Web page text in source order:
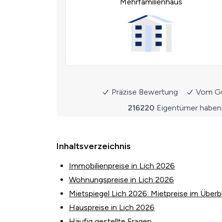
Inhaltsverzeichnis
Immobilienpreise in Lich 2026
Wohnungspreise in Lich 2026
Mietspiegel Lich 2026: Mietpreise im
Hauspreise in Lich 2026